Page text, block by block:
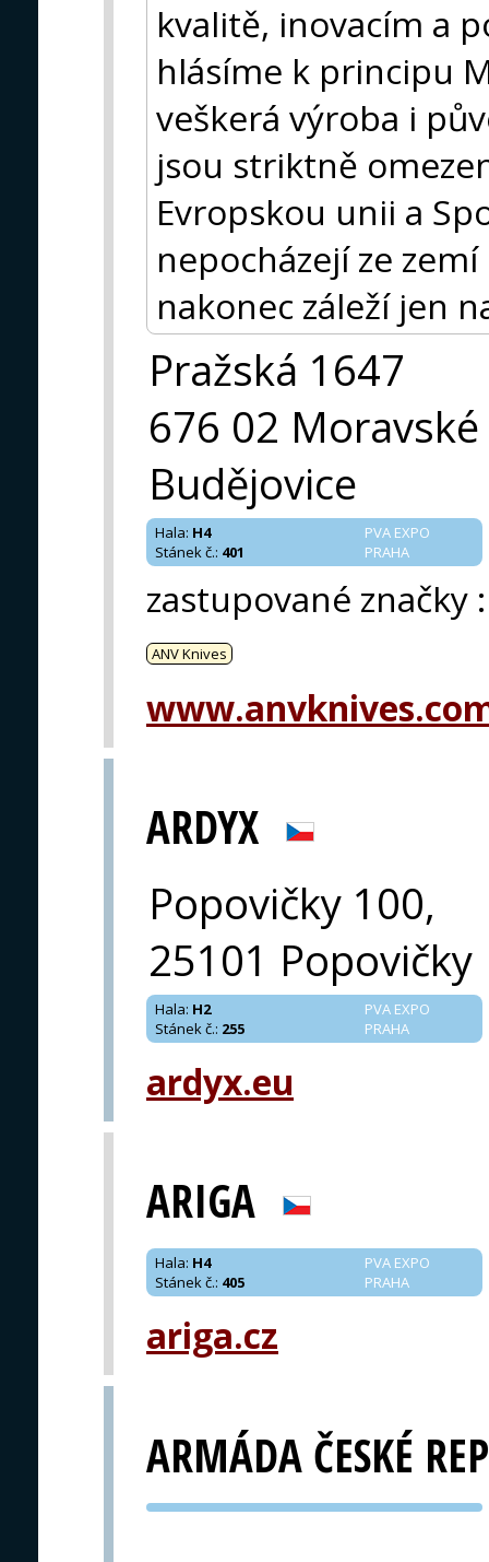
kvalitě, inovacím a
hlásíme k principu
veškerá výroba i
jsou striktně
Evropskou unii a
nepocházejí ze
nakonec záleží jen
Pražská 1647
676 02 Moravské
Budějovice
PVA EXPO
PRAHA
Hala: H4
Stánek č.: 401
zastupované značky :
ANV Knives
ARDYX
Popovičky 100,
25101 Popovičky
PVA EXPO
PRAHA
Hala: H2
Stánek č.: 255
ardyx.eu
ARIGA
PVA EXPO
PRAHA
Hala: H4
Stánek č.: 405
ariga.cz
ARMÁDA ČESKÉ
PVA EXPO